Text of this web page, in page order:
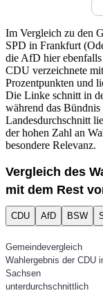
Im Vergleich zu den
SPD in Frankfurt
die AfD hier
CDU verzeichnete
Prozentpunkten und
Die Linke schnitt in
während das
Landesdurchschnitt
der hohen Zahl an
besondere Relevanz.
Vergleich des
mit dem Rest
CDU AfD BSW
Gemeindevergleich
Wahlergebnis der CDU
Sachsen
unterdurchschnittlich